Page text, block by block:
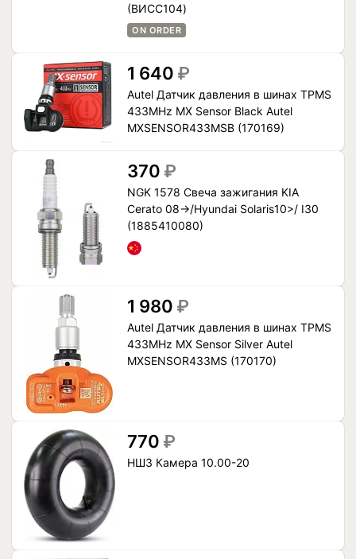
(ВИCC104)
ON ORDER
1 640 ₽
Autel Датчик давления в шинах TPMS
433MHz MX Sensor Black Autel
MXSENSOR433MSB (170169)
370 ₽
NGK 1578 Свеча зажигания KIA
Cerato 08->/Hyundai Solaris10>/ I30
(1885410080)
1 980 ₽
Autel Датчик давления в шинах TPMS
433MHz MX Sensor Silver Autel
MXSENSOR433MS (170170)
770 ₽
НШЗ Камера 10.00-20